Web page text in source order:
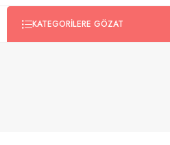
KATEGORILERE GÖZAT